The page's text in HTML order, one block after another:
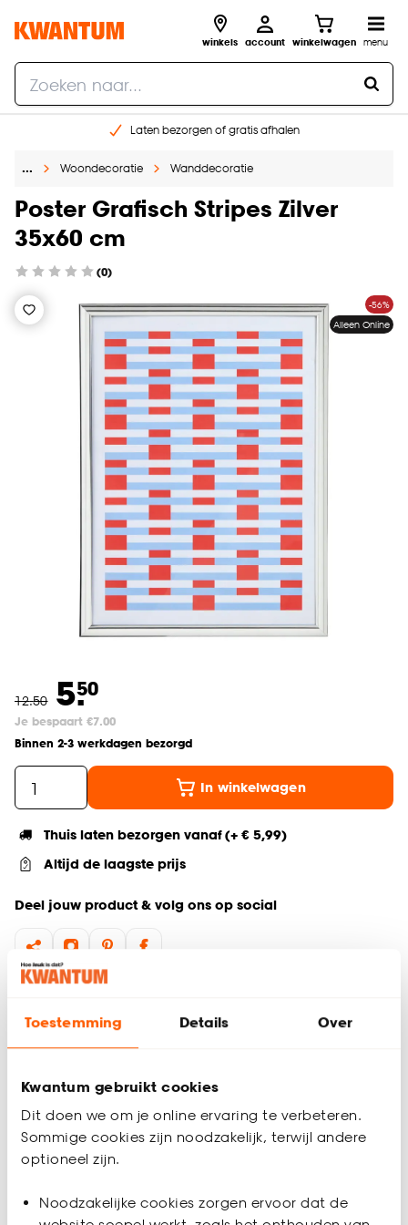
Toestemming Details Over
Kwantum gebruikt cookies
Dit doen we om je online ervaring te verbeteren.
Sommige cookies zijn noodzakelijk, terwijl andere
optioneel zijn.
Noodzakelijke cookies zorgen ervoor dat de
winkels account winkelwagen menu
Laten bezorgen of gratis afhalen
Gratis raam advies en opmeten aan huis
… Woondecoratie Wanddecoratie
Poster Grafisch Stripes Zilver
35x60 cm
(0)
-56%
Alleen Online
12.50 5.50
Je bespaart €7.00
Binnen 2-3 werkdagen bezorgd
In winkelwagen
Thuis laten bezorgen vanaf (+ € 5,99)
Altijd de laagste prijs
Deel jouw product & volg ons op social
Maak sfeer in jouw woon- en slaapkamer keuken en hal met
de opvallende Grafisch Stripes poster in een stralende kleur.
door het stevige MDF frame en de hoogwaardige papieren
een stijlvolle afwerking maar beschermt ook deze
wanddecoratie. Voeg moderniteit toe aan diverse ruimtes
met deze artistieke en stijlvolle poster die moeiteloos bij